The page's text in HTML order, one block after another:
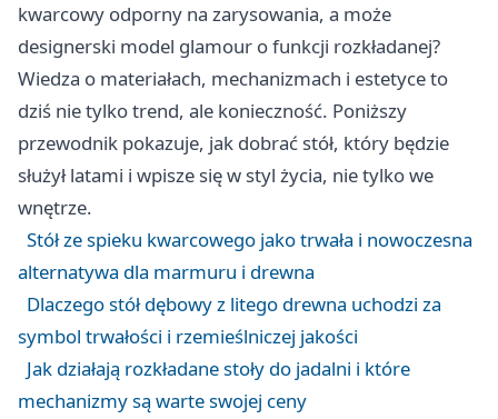
kwarcowy odporny na zarysowania, a może
designerski model glamour o funkcji rozkładanej?
Wiedza o materiałach, mechanizmach i estetyce to
dziś nie tylko trend, ale konieczność. Poniższy
przewodnik pokazuje, jak dobrać stół, który będzie
służył latami i wpisze się w styl życia, nie tylko we
wnętrze.
Stół ze spieku kwarcowego jako trwała i nowoczesna
alternatywa dla marmuru i drewna
Dlaczego stół dębowy z litego drewna uchodzi za
symbol trwałości i rzemieślniczej jakości
Jak działają rozkładane stoły do jadalni i które
mechanizmy są warte swojej ceny